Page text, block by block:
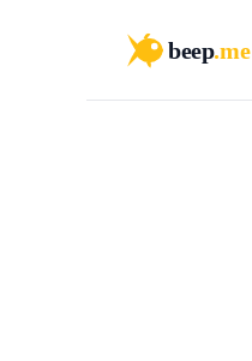
beep.me